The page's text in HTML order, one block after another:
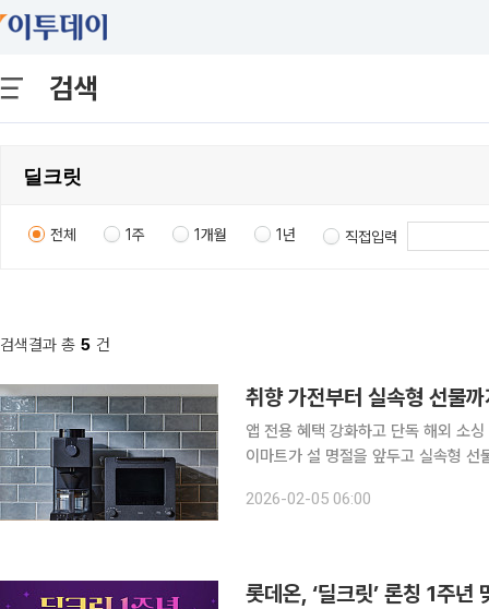
검색
전체 1주 1개월 1년 직접입력
검색결과 총 5 건
취향 가전부터 실속형 선물
앱 전용 혜택 강화하고 단독 해외 소싱 상품으로 차별화 롯데쇼핑
이마트가 설 명절을 앞두고 실속형
객 취향을 반영해 일본 라이프스타일
2026-02-05 06:00
롯데온, ‘딜크릿’ 론칭 1주년